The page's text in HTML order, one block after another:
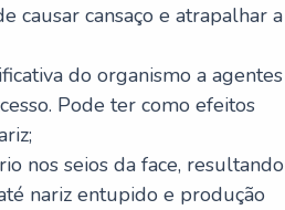
causar cansaço e atrapalhar a
do organismo a agentes
Pode ter como efeitos
nos seios da face, resultando
nariz entupido e produção